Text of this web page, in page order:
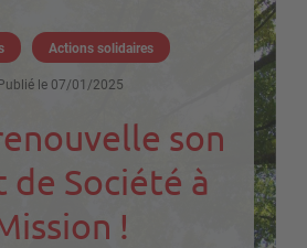
Actions solidaires
le 07/01/2025
son
Société à
!